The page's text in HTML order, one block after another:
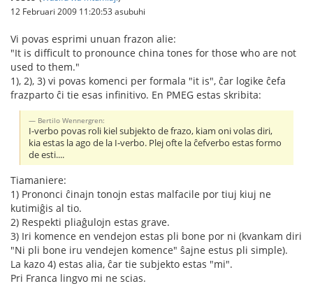
12 Februari 2009 11:20:53 asubuhi
Vi povas esprimi unuan frazon alie:
"It is difficult to pronounce china tones for those who are not
used to them."
1), 2), 3) vi povas komenci per formala "it is", ĉar logike ĉefa
frazparto ĉi tie esas infinitivo. En PMEG estas skribita:
Bertilo Wennergren:
I-verbo povas roli kiel subjekto de frazo, kiam oni volas diri,
kia estas la ago de la I-verbo. Plej ofte la ĉefverbo estas formo
de esti....
Tiamaniere:
1) Prononci ĉinajn tonojn estas malfacile por tiuj kiuj ne
kutimiĝis al tio.
2) Respekti pliaĝulojn estas grave.
3) Iri komence en vendejon estas pli bone por ni (kvankam diri
"Ni pli bone iru vendejen komence" ŝajne estus pli simple).
La kazo 4) estas alia, ĉar tie subjekto estas "mi".
Pri Franca lingvo mi ne scias.